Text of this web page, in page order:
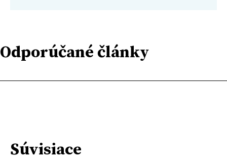
Odporúčané články
Súvisiace